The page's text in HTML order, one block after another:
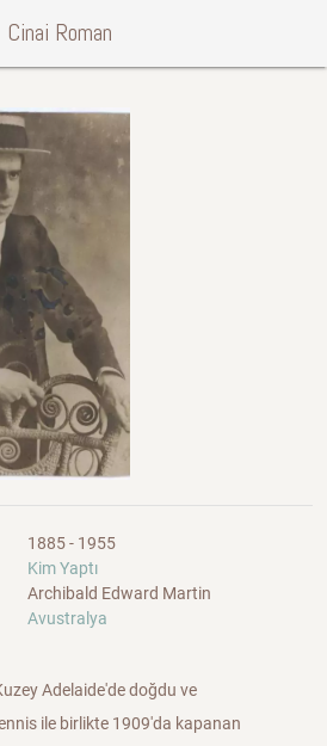
Cinai Roman
1885 - 1955
Kim Yaptı
Archibald Edward Martin
Avustralya
Adelaide'de doğdu ve
ile birlikte 1909'da kapanan